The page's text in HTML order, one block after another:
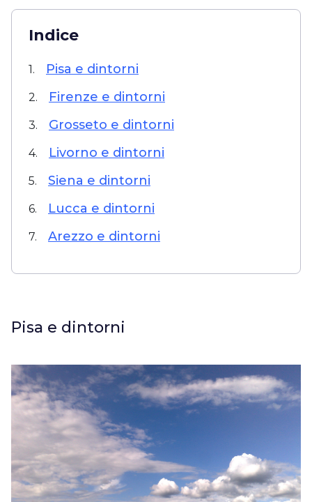
Indice
1. Pisa e dintorni
2. Firenze e dintorni
3. Grosseto e dintorni
4. Livorno e dintorni
5. Siena e dintorni
6. Lucca e dintorni
7. Arezzo e dintorni
Pisa e dintorni